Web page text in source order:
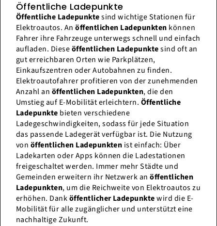
Öffentliche Ladepunkte
Öffentliche Ladepunktesind wichtige Stationen für
Elektroautos. Anöffentlichen Ladepunkten können
Fahrer ihre Fahrzeuge unterwegs schnell und einfach
aufladen. Dieseöffentlichen Ladepunktesind oft an
gut erreichbaren Orten wie Parkplätzen,
Einkaufszentren oder Autobahnen zu finden.
Elektroautofahrer profitieren von der zunehmenden
Anzahl an öffentlichen Ladepunkten, die den
Umstieg auf E-Mobilität erleichtern. Öffentliche
Ladepunkte bieten verschiedene
Ladegeschwindigkeiten, sodass für jede Situation
das passende Ladegerät verfügbar ist. Die Nutzung
von öffentlichen Ladepunkten ist einfach: Über
Ladekarten oder Apps können die Ladestationen
freigeschaltet werden. Immer mehr Städte und
Gemeinden erweitern ihr Netzwerk anöffentlichen
Ladepunkten, um die Reichweite von Elektroautos zu
erhöhen. Danköffentlicher Ladepunktewird die E-
Mobilität für alle zugänglicher und unterstützt eine
nachhaltige Zukunft.